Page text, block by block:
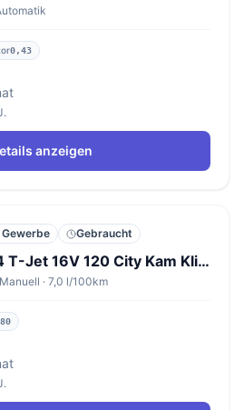
0,43
anzeigen
Gebraucht
Fiat Tipo Kombi 1.4 T-Jet 16V 120 City Kam Klimaaut
Manuell · 7,0 l/100km